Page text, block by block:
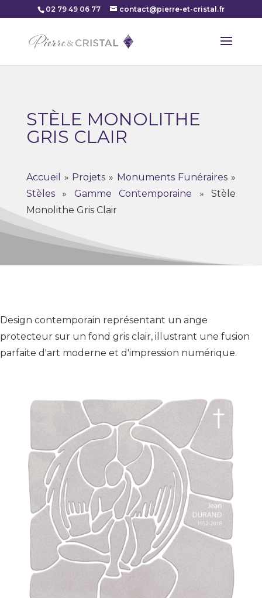
02 79 49 06 77 contact@pierre-et-cristal.fr
STÈLE MONOLITHE
GRIS CLAIR
Accueil » Projets » Monuments Funéraires »
Stèles» Gamme Contemporaine »Stèle
Monolithe Gris Clair
Design contemporain représentant un ange
protecteur sur un fond gris clair, illustrant une fusion
parfaite d'art moderne et d'impression numérique.